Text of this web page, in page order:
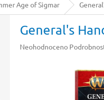
Age of Sigmar
General's
Průměrné
Neohodnoceno